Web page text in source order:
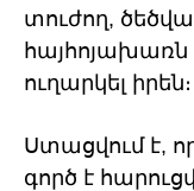
տուժող,
հայհոյախառն
ուղարկել իրեն։
Ստացվում է,
գործ է